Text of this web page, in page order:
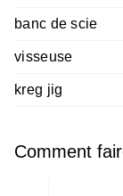
banc de scie
visseuse
kreg jig
Comment